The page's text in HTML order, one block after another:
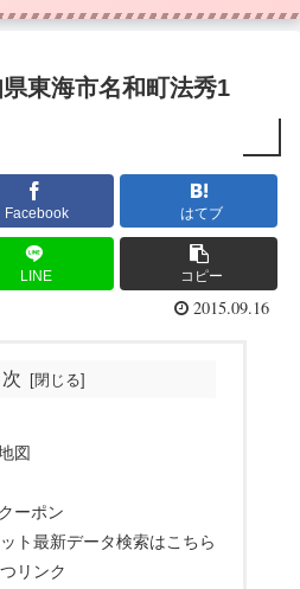
東海市名和町法秀1
Facebook はてブ
LINE コピー
2015.09.16
次
図
ーポン
ト最新データ検索はこちら
リンク